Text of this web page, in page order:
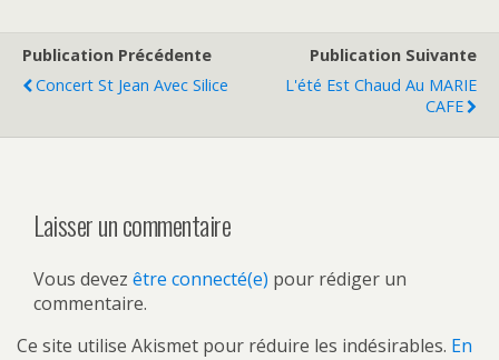
Publication Précédente
Concert St Jean Avec Silice
Publication Suivante
L'été Est Chaud Au MARIE
CAFE
Laisser un commentaire
Vous devez être connecté(e) pour rédiger un
commentaire.
Ce site utilise Akismet pour réduire les indésirables. En